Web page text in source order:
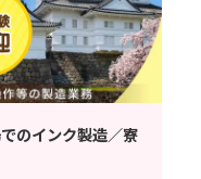
のインク製造／寮